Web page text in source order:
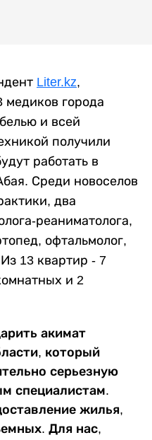
Liter.kz,
медиков города
и всей
получили
работать в
Среди новоселов
два
реаниматолога,
офтальмолог,
13 квартир - 7
и 2
акимат
который
серьезную
специалистам.
жилья,
Для нас,